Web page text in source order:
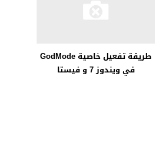
طريقة تفعيل خاصية GodMode
في ويندوز 7 و فيستا